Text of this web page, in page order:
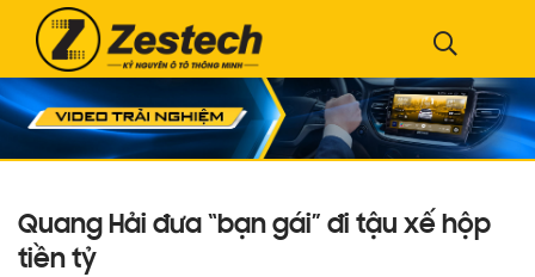
Quang Hải đưa “bạn gái” đi tậu xế hộp
tiền tỷ